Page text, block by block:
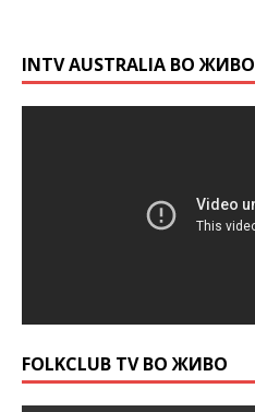
INTV AUSTRALIA ВО ЖИВО
FOLKCLUB TV ВО ЖИВО